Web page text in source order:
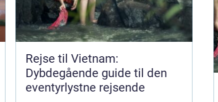
Rejse til Vietnam:
Dybdegående guide til den
eventyrlystne rejsende